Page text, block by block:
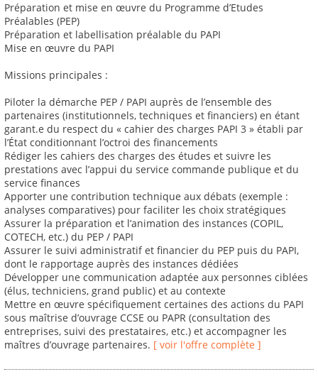
Préparation et mise en œuvre du Programme d’Etudes
Préalables (PEP)
Préparation et labellisation préalable du PAPI
Mise en œuvre du PAPI
Missions principales :
Piloter la démarche PEP / PAPI auprès de l’ensemble des
partenaires (institutionnels, techniques et financiers) en étant
garant.e du respect du « cahier des charges PAPI 3 » établi par
l’État conditionnant l’octroi des financements
Rédiger les cahiers des charges des études et suivre les
prestations avec l’appui du service commande publique et du
service finances
Apporter une contribution technique aux débats (exemple :
analyses comparatives) pour faciliter les choix stratégiques
Assurer la préparation et l’animation des instances (COPIL,
COTECH, etc.) du PEP / PAPI
Assurer le suivi administratif et financier du PEP puis du PAPI,
dont le rapportage auprès des instances dédiées
Développer une communication adaptée aux personnes ciblées
(élus, techniciens, grand public) et au contexte
Mettre en œuvre spécifiquement certaines des actions du PAPI
sous maîtrise d’ouvrage CCSE ou PAPR (consultation des
entreprises, suivi des prestataires, etc.) et accompagner les
maîtres d’ouvrage partenaires. [ voir l'offre complète ]